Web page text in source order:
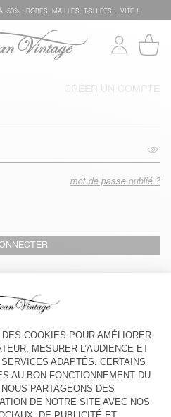
-50% : ROBES, MAILLES, T-SHIRTS... VITE !
mot de passe oublié ?
UN ARTICLE
CI-DESSOUS AFIN DE SUIVRE